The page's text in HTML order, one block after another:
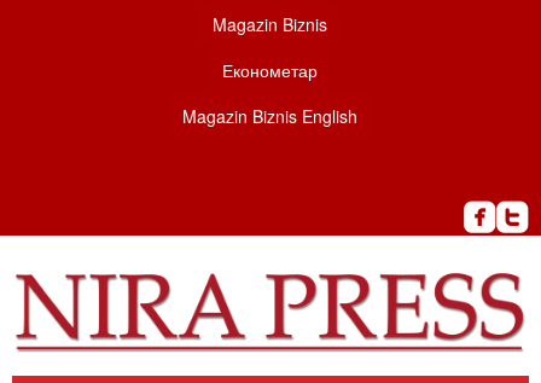
Magazin Biznis
Економетар
Magazin Biznis English